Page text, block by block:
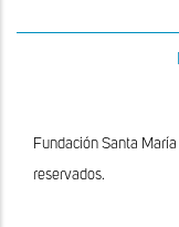
Fundación Santa
reservados.